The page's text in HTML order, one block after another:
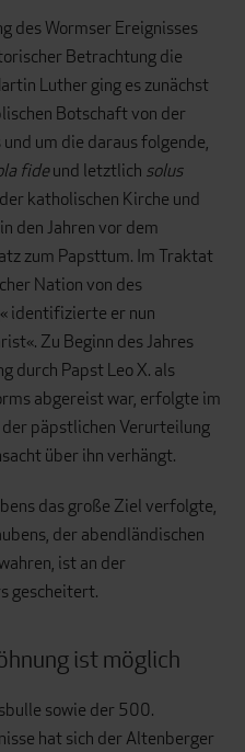
des Wormser Ereignisses
Betrachtung die
Luther ging es zunächst
Botschaft von der
um die daraus folgende,
fideund letztlich solus
katholischen Kirche und
den Jahren vor dem
zum Papsttum. Im Traktat
Nation von des
identifizierte er nun
Zu Beginn des Jahres
durch Papst Leo X. als
abgereist war, erfolgte im
päpstlichen Verurteilung
über ihn verhängt.
das große Ziel verfolgte,
der abendländischen
ist an der
gescheitert.
ist möglich
sowie der 500.
hat sich der Altenberger